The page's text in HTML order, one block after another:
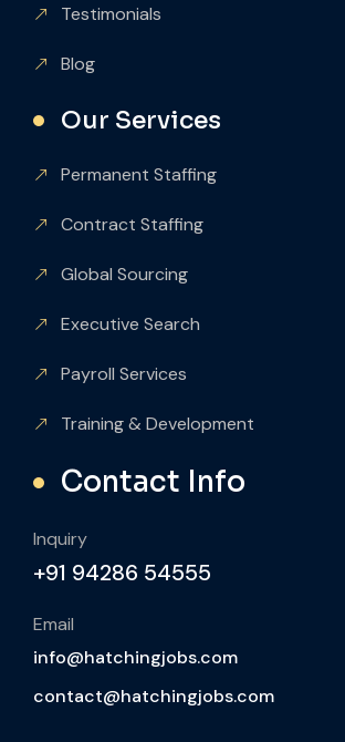
Testimonials
Blog
Our Services
Permanent Staffing
Contract Staffing
Global Sourcing
Executive Search
Payroll Services
Training & Development
Contact Info
Inquiry
+91 94286 54555
Email
info@hatchingjobs.com
contact@hatchingjobs.com